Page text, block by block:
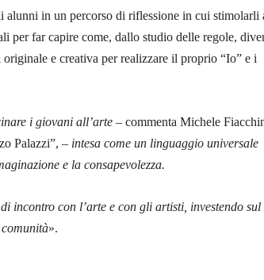
in un percorso di riflessione in cui stimolarli
per far capire come, dallo studio delle regole,
e creativa per realizzare il proprio “Io” e i
i giovani all’arte – commenta Michele
Palazzi”, – intesa come un linguaggio universale
e la consapevolezza.
incontro con l’arte e con gli artisti, investendo sul
».